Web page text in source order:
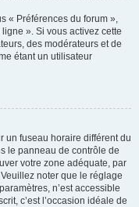
« Préférences du forum »,
». Si vous activez cette
des modérateurs et de
étant un utilisateur
un fuseau horaire différent du
le panneau de contrôle de
votre zone adéquate, par
noter que le réglage
n’est accessible
c’est l’occasion idéale de